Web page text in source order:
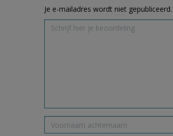
Je e-mailadres wordt niet gepubliceerd.